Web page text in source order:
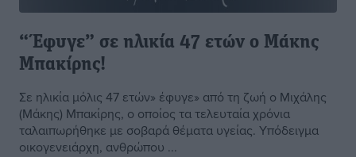
“Έφυγε” σε ηλικία 47 ετών ο Μάκης
Μπακίρης!
Σε ηλικία μόλις 47 ετών» έφυγε» από τη ζωή ο Μιχάλης
(Μάκης) Μπακίρης, ο οποίος τα τελευταία χρόνια
ταλαιπωρήθηκε με σοβαρά θέματα υγείας. Υπόδειγμα
οικογενειάρχη, ανθρώπου ...